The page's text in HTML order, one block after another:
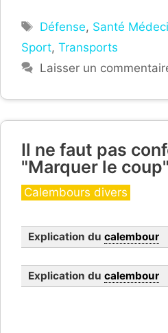
Étiquettes
Défense, Santé
Sport, Transports
Laisser un
Il ne faut pas
"Marquer le
Catégories
Calembours divers
Explication du calembour
Explication du calembour